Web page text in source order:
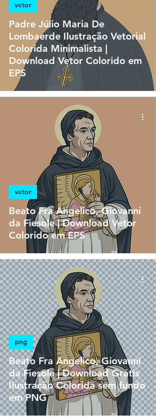
Padre Júlio Maria De
Lombaerde Ilustração Vetorial
Colorida Minimalista |
Download Vetor Colorido em
EPS
vetor
Beato Fra Angelico, Giovanni
da Fiesole | Download Vetor
Colorido em EPS
vetor
Beato Fra Angelico, Giovanni
da Fiesole | Download Grátis
Ilustração Colorida sem fundo
em PNG
png